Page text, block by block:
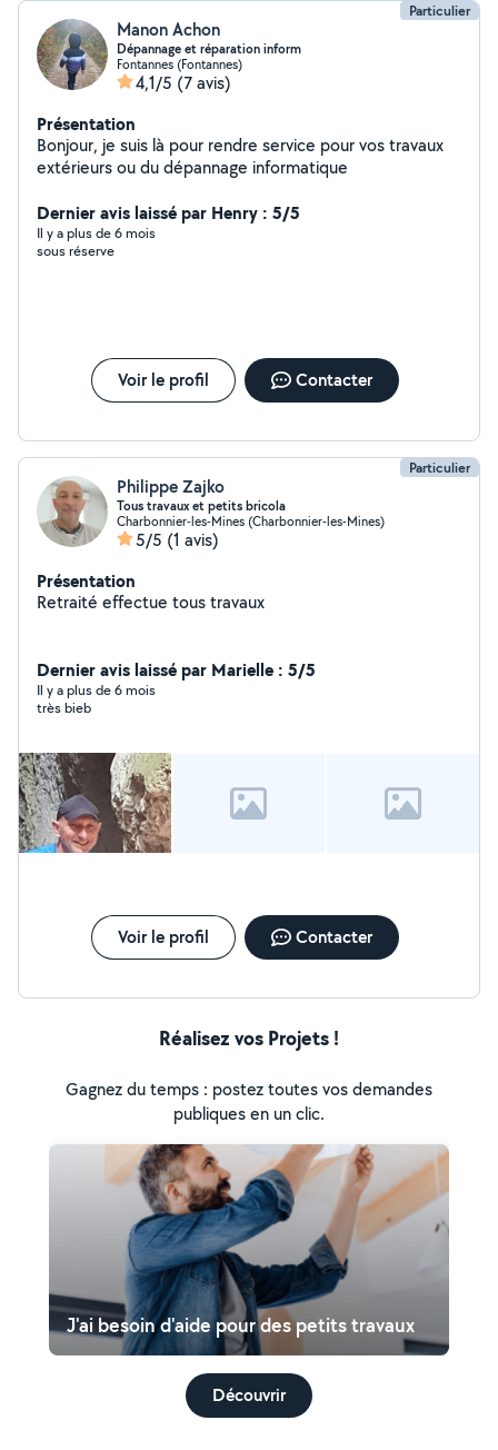
Particulier
Manon Achon
Dépannage et réparation inform
Fontannes (Fontannes)
4,1/5 (7 avis)
Présentation
Bonjour, je suis là pour rendre service pour vos travaux
extérieurs ou du dépannage informatique
Dernier avis laissé par Henry : 5/5
Il y a plus de 6 mois
sous réserve
Voir le profil Contacter
Particulier
Philippe Zajko
Tous travaux et petits bricola
Charbonnier-les-Mines (Charbonnier-les-Mines)
5/5 (1 avis)
Présentation
Retraité effectue tous travaux
Dernier avis laissé par Marielle : 5/5
Il y a plus de 6 mois
très bieb
Voir le profil Contacter
Réalisez vos Projets !
Gagnez du temps : postez toutes vos demandes
publiques en un clic.
J'ai besoin d'aide pour des petits travaux
Découvrir